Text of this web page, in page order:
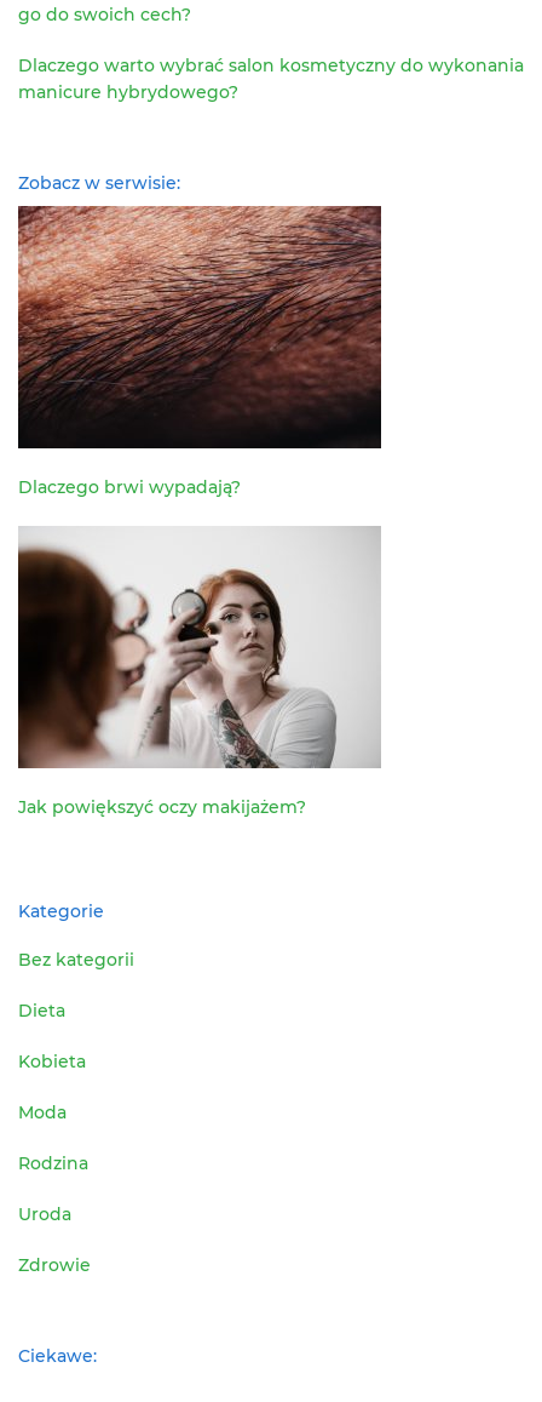
go do swoich cech?
Dlaczego warto wybrać salon kosmetyczny do wykonania
manicure hybrydowego?
Zobacz w serwisie:
Dlaczego brwi wypadają?
Jak powiększyć oczy makijażem?
Kategorie
Bez kategorii
Dieta
Kobieta
Moda
Rodzina
Uroda
Zdrowie
Ciekawe: